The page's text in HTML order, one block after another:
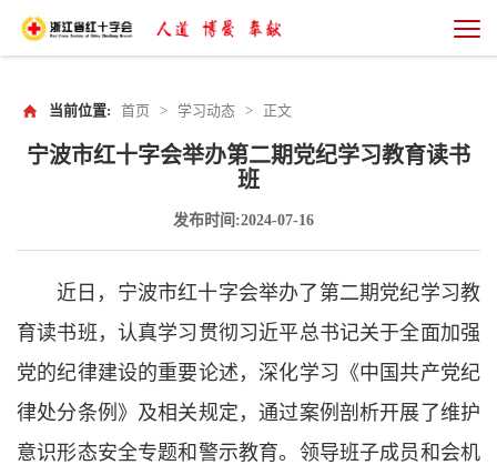
当前位置: 首页 > 学习动态 > 正文
宁波市红十字会举办第二期党纪学习教育读书
班
发布时间:2024-07-16
近日，宁波市红十字会举办了第二期党纪学习教
育读书班，认真学习贯彻习近平总书记关于全面加强
党的纪律建设的重要论述，深化学习《中国共产党纪
律处分条例》及相关规定，通过案例剖析开展了维护
意识形态安全专题和警示教育。领导班子成员和会机